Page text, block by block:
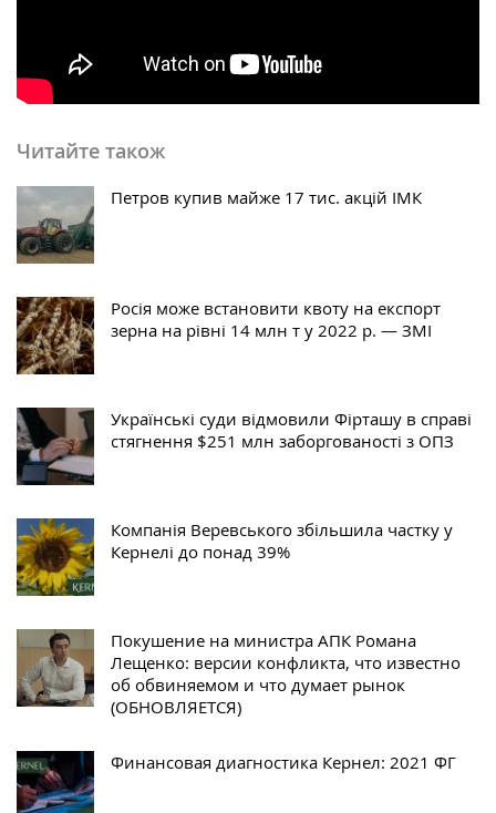
Читайте також
Петров купив майже 17 тис. акцій ІМК
Росія може встановити квоту на експорт
зерна на рівні 14 млн т у 2022 р. — ЗМІ
Українські суди відмовили Фірташу в справі
стягнення $251 млн заборгованості з ОПЗ
Компанія Веревського збільшила частку у
Кернелі до понад 39%
Покушение на министра АПК Романа
Лещенко: версии конфликта, что известно
об обвиняемом и что думает рынок
(ОБНОВЛЯЕТСЯ)
Финансовая диагностика Кернел: 2021 ФГ